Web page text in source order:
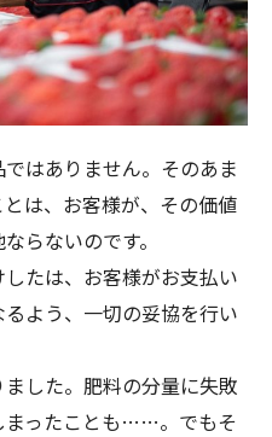
はありません。そのあま
は、お客様が、その価値
らないのです。
たは、お客様がお支払い
よう、一切の妥協を行い
した。肥料の分量に失敗
まったことも……。でもそ